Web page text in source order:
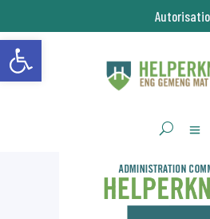
Ouvrir la barre d’outils